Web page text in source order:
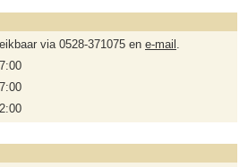
via 0528-371075 en e-mail .